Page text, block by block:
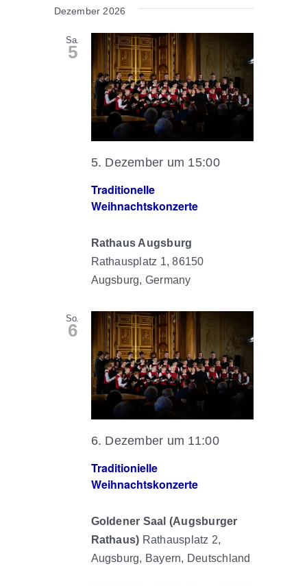
Dezember 2026
Sa.
5
Traditionelle
Weihnachtskonzerte
5. Dezember um 15:00
Rathaus Augsburg
Rathausplatz 1, 86150
Augsburg, Germany
So.
6
Traditionielle
Weihnachtskonzerte
6. Dezember um 11:00
Goldener Saal (Augsburger
Rathaus) Rathausplatz 2,
Augsburg, Bayern, Deutschland